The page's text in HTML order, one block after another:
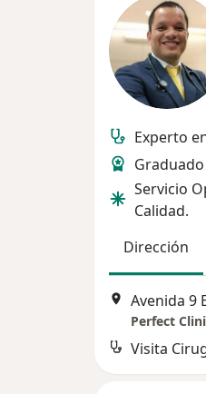
Experto
Servicio
Calidad.
Dirección
Avenida 9
Perfect
Visita